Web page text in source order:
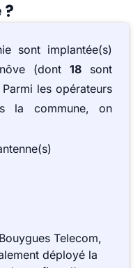
?
sont implantée(s)
(dont18 sont
les opérateurs
la commune, on
Telecom,
déployé la